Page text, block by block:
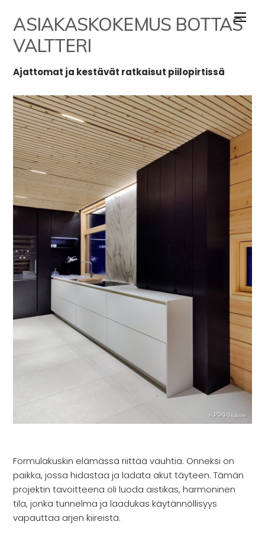
content
ASIAKASKOKEMUS BOTTAS
VALTTERI
Ajattomat ja kestävät ratkaisut piilopirtissä
Formulakuskin elämässä riittää vauhtia. Onneksi on
paikka, jossa hidastaa ja ladata akut täyteen. Tämän
projektin tavoitteena oli luoda aistikas, harmoninen
tila, jonka tunnelma ja laadukas käytännöllisyys
vapauttaa arjen kiireistä.